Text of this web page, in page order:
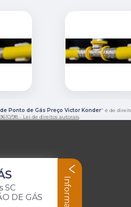
Ponto de Gás Preço Victor Konder" é de
98 - Lei de direitos autorais.
SC
DE GÁS